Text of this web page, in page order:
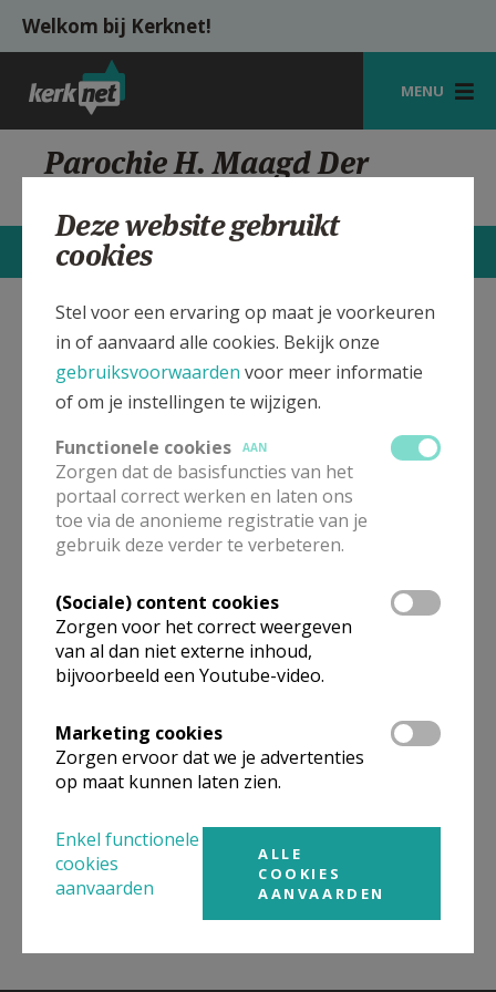
Overslaan en naar de inhoud gaan
Welkom bij Kerknet!
MENU
STARTPAGINA
VIERINGEN
ZOEKEN
HULP
AANMELDEN OF REGISTREREN
Parochie H. Maagd Der
CONTACTEN
Verbergen
H. Maagd Der Armen Kerk
Rekkem
Bekijk de details voor de weekendvieringen die doorgaan
in deze kerk, het adres van de kerk, alsook een lijst met
kerken in de buurt.
ALLE DETAILS TONEN
Omgeving
links naar kerken, eventueel van andere
organisaties, in de buurt.
Deze website gebruikt
cookies
Stel voor een ervaring op maat je voorkeuren
in of aanvaard alle cookies. Bekijk onze
gebruiksvoorwaarden voor meer informatie
of om je instellingen te wijzigen.
Functionele cookies
AAN
Zorgen dat de basisfuncties van het
portaal correct werken en laten ons
toe via de anonieme registratie van je
gebruik deze verder te verbeteren.
(Sociale) content cookies
Zorgen voor het correct weergeven
van al dan niet externe inhoud,
bijvoorbeeld een Youtube-video.
Marketing cookies
Zorgen ervoor dat we je advertenties
op maat kunnen laten zien.
Enkel functionele
cookies
aanvaarden
ALLE
COOKIES
AANVAARDEN